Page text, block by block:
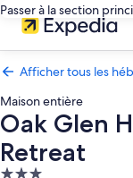
Passer à la section
Afficher tous les
Maison entière
Oak Glen
Retreat